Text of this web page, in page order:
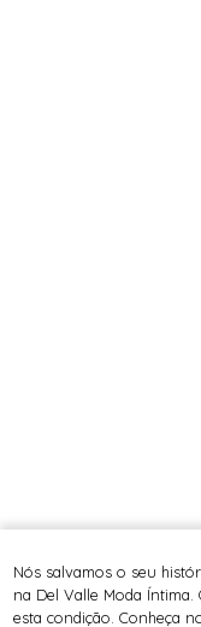
Nós salvamos o seu
na Del Valle Moda
esta condição. Conheça